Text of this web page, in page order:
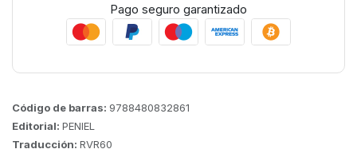
Pago seguro garantizado
Código de barras: 9788480832861
Editorial: PENIEL
Traducción: RVR60